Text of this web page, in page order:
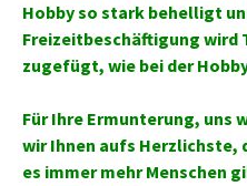
Hobby so stark behelligt
Freizeitbeschäftigung wird
zugefügt, wie bei der
Für Ihre Ermunterung, uns
wir Ihnen aufs Herzlichste,
es immer mehr Menschen